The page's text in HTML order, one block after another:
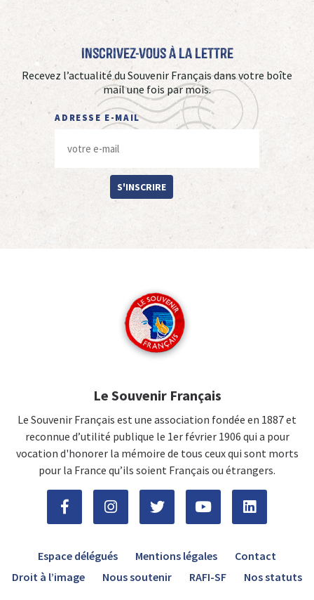
Inscrivez-vous à La Lettre
Recevez l’actualité du Souvenir Français dans votre boîte
mail une fois par mois.
ADRESSE E-MAIL
S'INSCRIRE
Le Souvenir Français
Le Souvenir Français est une association fondée en 1887 et
reconnue d’utilité publique le 1er février 1906 qui a pour
vocation d'honorer la mémoire de tous ceux qui sont morts
pour la France qu’ils soient Français ou étrangers.
Espace délégués Mentions légales
Contact
Droit à l’image
Nous soutenir RAFI-SF Nos statuts